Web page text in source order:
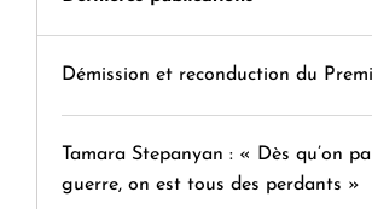
Démission et reconduction du
Tamara Stepanyan : « Dès qu’on
guerre, on est tous des perdants »